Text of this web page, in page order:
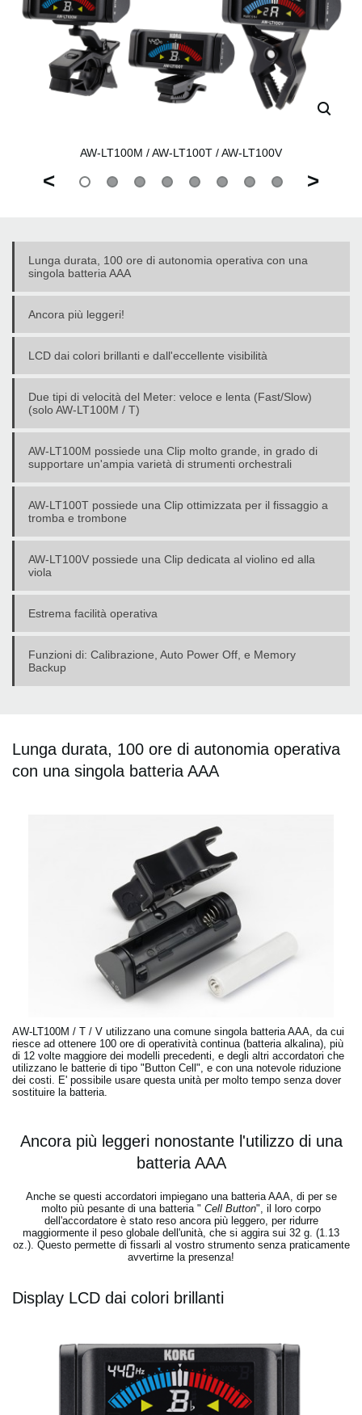
AW-LT100M / AW-LT100T / AW-LT100V
< >
Lunga durata, 100 ore di autonomia operativa con una
singola batteria AAA
Ancora più leggeri!
LCD dai colori brillanti e dall'eccellente visibilità
Due tipi di velocità del Meter: veloce e lenta (Fast/Slow)
(solo AW-LT100M / T)
AW-LT100M possiede una Clip molto grande, in grado di
supportare un'ampia varietà di strumenti orchestrali
AW-LT100T possiede una Clip ottimizzata per il fissaggio a
tromba e trombone
AW-LT100V possiede una Clip dedicata al violino ed alla
viola
Estrema facilità operativa
Funzioni di: Calibrazione, Auto Power Off, e Memory
Backup
Lunga durata, 100 ore di autonomia operativa
con una singola batteria AAA
AW-LT100M / T / V utilizzano una comune singola batteria AAA, da cui
riesce ad ottenere 100 ore di operatività continua (batteria alkalina), più
di 12 volte maggiore dei modelli precedenti, e degli altri accordatori che
utilizzano le batterie di tipo "Button Cell", e con una notevole riduzione
dei costi. E' possibile usare questa unità per molto tempo senza dover
sostituire la batteria.
Ancora più leggeri nonostante l'utilizzo di una
batteria AAA
Anche se questi accordatori impiegano una batteria AAA, di per se
molto più pesante di una batteria " Cell Button", il loro corpo
dell'accordatore è stato reso ancora più leggero, per ridurre
maggiormente il peso globale dell'unità, che si aggira sui 32 g. (1.13
oz.). Questo permette di fissarli al vostro strumento senza praticamente
avvertirne la presenza!
Display LCD dai colori brillanti